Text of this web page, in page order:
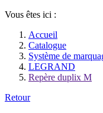
Vous êtes ici :
Accueil
Catalogue
Système de
LEGRAND
Repère duplix M
Retour